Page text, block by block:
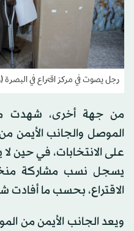
رجل يصوت في مركز اقتراع في البصرة
من جهة أخرى، شهدت
الموصل والجانب الأيمن من
على الانتخابات، في حين لا
يسجل نسب مشاركة
الاقتراع، بحسب ما أفادت شبكة 964
ويعد الجانب الأيمن من